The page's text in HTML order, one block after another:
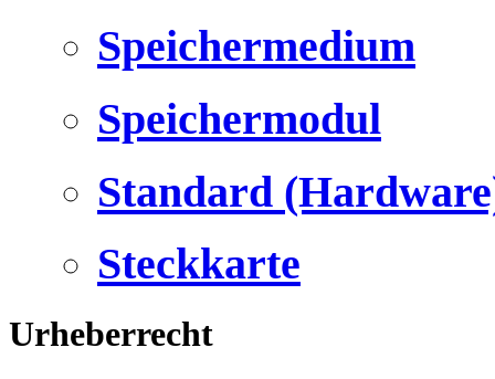
Speichermedium
Speichermodul
Standard
Steckkarte
Urheberrecht